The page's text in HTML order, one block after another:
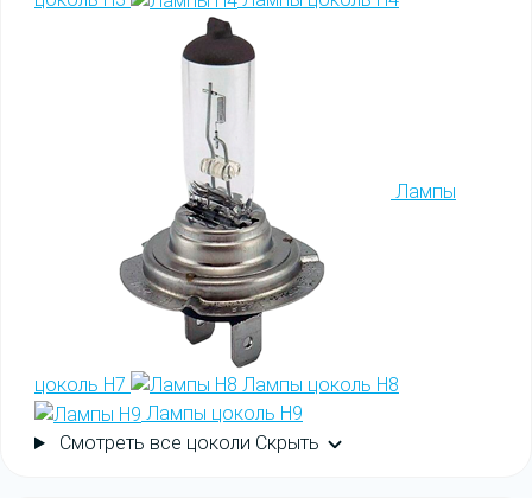
Лампы
цоколь H7
Лампы цоколь H8
Лампы цоколь H9
Смотреть все цоколи Скрыть